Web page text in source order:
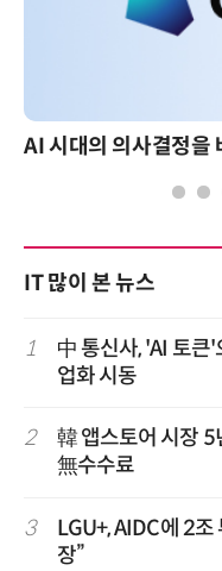
IT 많이 본 뉴스
1
中 통신사, 'AI 토
업화 시동
2
韓 앱스토어 시장
無수수료
3
LGU+, AIDC에 2
장”